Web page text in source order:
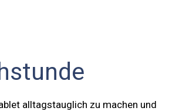
alltagstauglich zu machen und